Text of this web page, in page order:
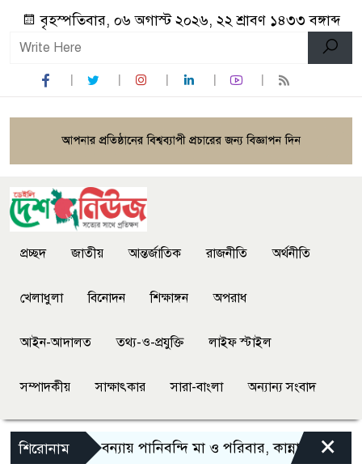
বৃহস্পতিবার, ০৬ অগাস্ট ২০২৬, ২২ শ্রাবণ ১৪৩৩ বঙ্গাব্দ
প্রচ্ছদ জাতীয় আন্তর্জাতিক রাজনীতি অর্থনীতি
খেলাধুলা বিনোদন শিক্ষাঙ্গন অপরাধ
আইন-আদালত তথ্য-ও-প্রযুক্তি লাইফ স্টাইল
সম্পাদকীয় সাক্ষাৎকার সারা-বাংলা অন্যান্য সংবাদ
শিরোনাম বন্যায় পানিবন্দি মা ও পরিবার, কান্নায় ভেঙে
×